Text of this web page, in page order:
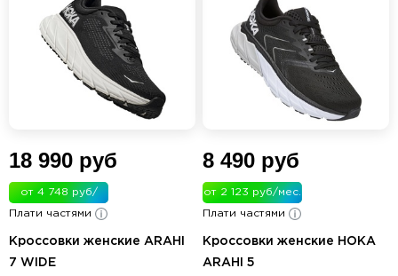
18 990 руб
от 4 748 руб/
мес.
Плати частями
Кроссовки женские ARAHI
7 WIDE
8 490 руб
от 2 123 руб/мес.
Плати частями
Кроссовки женские HOKA
ARAHI 5